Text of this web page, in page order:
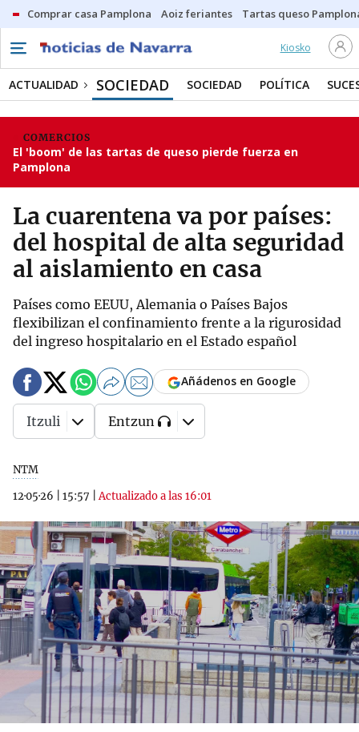
Comprar casa Pamplona Aoiz feriantes Tartas queso
Kiosko
ACTUALIDAD SOCIEDAD SOCIEDAD POLÍTICA
COMERCIOS
El 'boom' de las tartas de queso pierde fuerza en
Pamplona
La cuarentena va por países:
del hospital de alta seguridad
al aislamiento en casa
Países como EEUU, Alemania o Países Bajos
flexibilizan el confinamiento frente a la rigurosidad
del ingreso hospitalario en el Estado español
NTM
12·05·26
15:57 |Actualizado a las 16:01
Añádenos en Google
Itzuli Entzun